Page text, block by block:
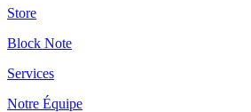
Store
Block Note
Services
Notre Équipe